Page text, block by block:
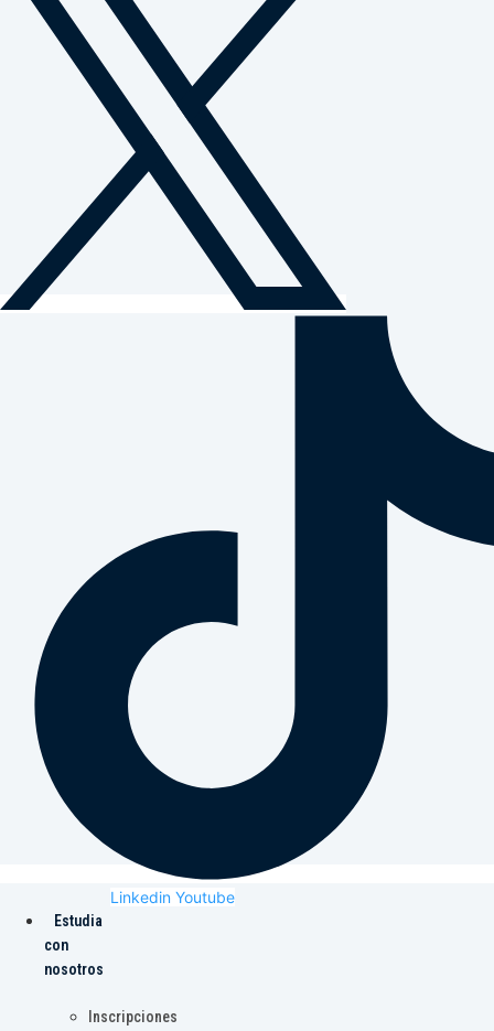
Linkedin Youtube
Estudia
con
nosotros
Inscripciones